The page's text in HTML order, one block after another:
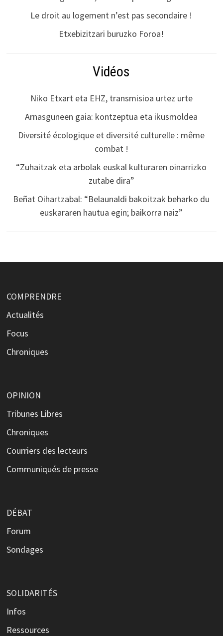
Le droit au logement n’est pas secondaire !
Etxebizitzari buruzko Foroa!
Vidéos
Niko Etxart eta EHZ, transmisioa urtez urte
Arnasguneen gaia: kontzeptua eta ikusmoldea
Diversité écologique et diversité culturelle : même
combat !
“Zuhaitzak eta arbolak euskal kulturaren oinarrizko
zutabe dira”
Beñat Oihartzabal: “Belaunaldi bakoitzak beharko du
euskararen hautua egin; baikorra naiz”
COMPRENDRE
Actualités
Focus
Chroniques
OPINION
Tribunes Libres
Chroniques
Courriers des lecteurs
Communiqués de presse
DÉBAT
Forum
Sondages
SOLIDARITÉS
Infos
Ressources